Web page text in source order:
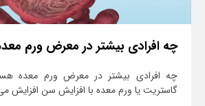
چه افرادی بیشتر در معرض ورم
چه افرادی بیشتر در معرض ورم معده
گاستریت یا ورم معده با افزایش سن افزایش